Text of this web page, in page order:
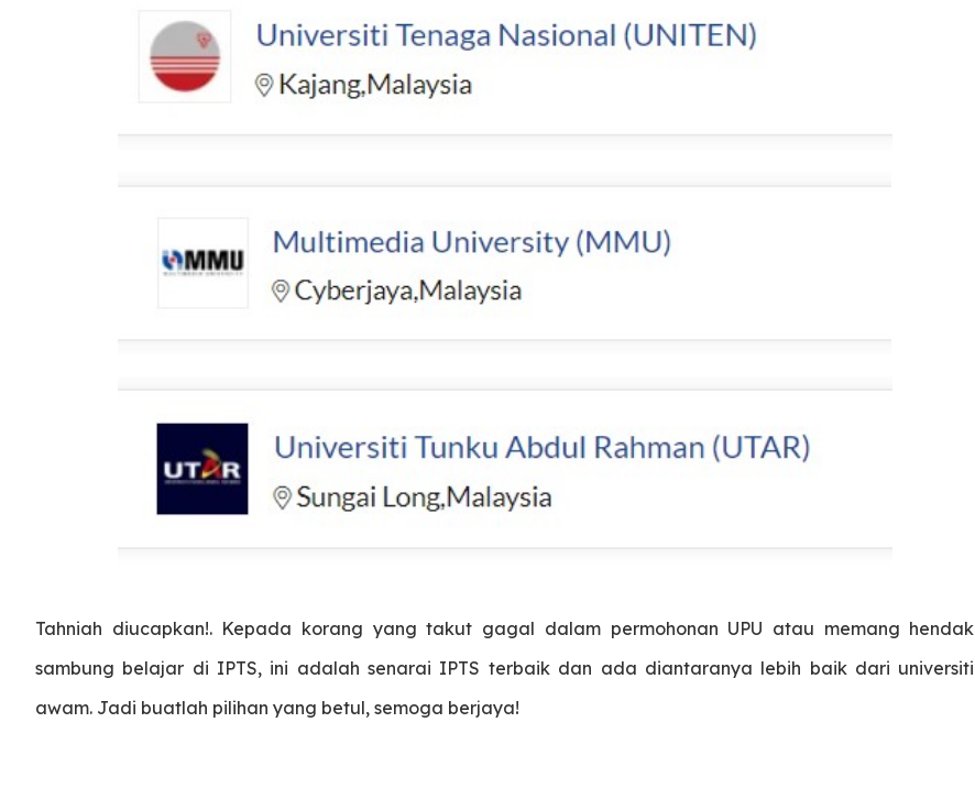
Tahniah diucapkan!. Kepada korang yang takut gagal dalam permohonan UPU atau memang hendak
sambung belajar di IPTS, ini adalah senarai IPTS terbaik dan ada diantaranya lebih baik dari universiti
awam. Jadi buatlah pilihan yang betul, semoga berjaya!